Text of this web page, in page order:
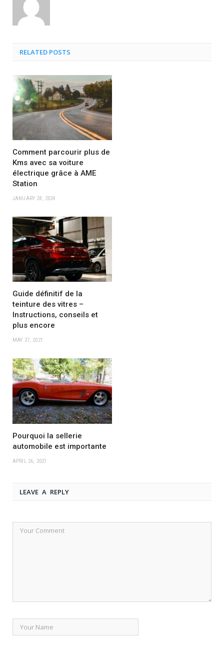
RELATED POSTS
Comment parcourir plus de
Kms avec sa voiture
électrique grâce à AME
Station
JANUARY 28, 2024
Guide définitif de la
teinture des vitres –
Instructions, conseils et
plus encore
MAY 27, 2021
Pourquoi la sellerie
automobile est importante
APRIL 26, 2021
LEAVE A REPLY